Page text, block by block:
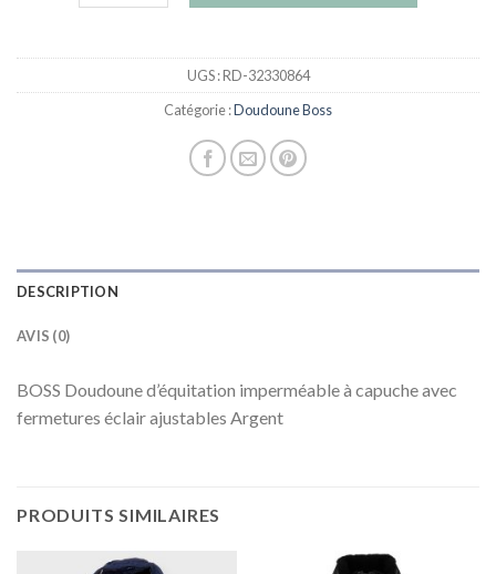
UGS :RD-32330864
Catégorie :Doudoune Boss
DESCRIPTION
AVIS (0)
BOSS Doudoune d’équitation imperméable à capuche avec
fermetures éclair ajustables Argent
PRODUITS SIMILAIRES